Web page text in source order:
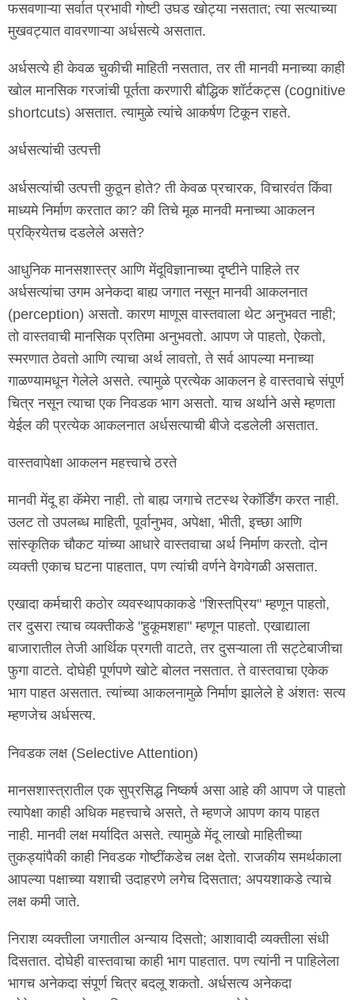
फसवणाऱ्या सर्वात प्रभावी गोष्टी उघड खोट्या नसतात; त्या सत्याच्या
मुखवट्यात वावरणाऱ्या अर्धसत्ये असतात.
अर्धसत्ये ही केवळ चुकीची माहिती नसतात, तर ती मानवी मनाच्या काही
खोल मानसिक गरजांची पूर्तता करणारी बौद्धिक शॉर्टकट्स (cognitive
shortcuts) असतात. त्यामुळे त्यांचे आकर्षण टिकून राहते.
अर्धसत्यांची उत्पत्ती
अर्धसत्यांची उत्पत्ती कुठून होते? ती केवळ प्रचारक, विचारवंत किंवा
माध्यमे निर्माण करतात का? की तिचे मूळ मानवी मनाच्या आकलन
प्रक्रियेतच दडलेले असते?
आधुनिक मानसशास्त्र आणि मेंदूविज्ञानाच्या दृष्टीने पाहिले तर
अर्धसत्यांचा उगम अनेकदा बाह्य जगात नसून मानवी आकलनात
(perception) असतो. कारण माणूस वास्तवाला थेट अनुभवत नाही;
तो वास्तवाची मानसिक प्रतिमा अनुभवतो. आपण जे पाहतो, ऐकतो,
स्मरणात ठेवतो आणि त्याचा अर्थ लावतो, ते सर्व आपल्या मनाच्या
गाळण्यामधून गेलेले असते. त्यामुळे प्रत्येक आकलन हे वास्तवाचे संपूर्ण
चित्र नसून त्याचा एक निवडक भाग असतो. याच अर्थाने असे म्हणता
येईल की प्रत्येक आकलनात अर्धसत्याची बीजे दडलेली असतात.
वास्तवापेक्षा आकलन महत्त्वाचे ठरते
मानवी मेंदू हा कॅमेरा नाही. तो बाह्य जगाचे तटस्थ रेकॉर्डिंग करत नाही.
उलट तो उपलब्ध माहिती, पूर्वानुभव, अपेक्षा, भीती, इच्छा आणि
सांस्कृतिक चौकट यांच्या आधारे वास्तवाचा अर्थ निर्माण करतो. दोन
व्यक्ती एकाच घटना पाहतात, पण त्यांची वर्णने वेगवेगळी असतात.
एखादा कर्मचारी कठोर व्यवस्थापकाकडे "शिस्तप्रिय" म्हणून पाहतो,
तर दुसरा त्याच व्यक्तीकडे "हुकूमशहा" म्हणून पाहतो. एखाद्याला
बाजारातील तेजी आर्थिक प्रगती वाटते, तर दुसऱ्याला ती सट्टेबाजीचा
फुगा वाटते. दोघेही पूर्णपणे खोटे बोलत नसतात. ते वास्तवाचा एकेक
भाग पाहत असतात. त्यांच्या आकलनामुळे निर्माण झालेले हे अंशतः सत्य
म्हणजेच अर्धसत्य.
निवडक लक्ष (Selective Attention)
मानसशास्त्रातील एक सुप्रसिद्ध निष्कर्ष असा आहे की आपण जे पाहतो
त्यापेक्षा काही अधिक महत्त्वाचे असते, ते म्हणजे आपण काय पाहत
नाही. मानवी लक्ष मर्यादित असते. त्यामुळे मेंदू लाखो माहितीच्या
तुकड्यांपैकी काही निवडक गोष्टींकडेच लक्ष देतो. राजकीय समर्थकाला
आपल्या पक्षाच्या यशाची उदाहरणे लगेच दिसतात; अपयशाकडे त्याचे
लक्ष कमी जाते.
निराश व्यक्तीला जगातील अन्याय दिसतो; आशावादी व्यक्तीला संधी
दिसतात. दोघेही वास्तवाचा काही भाग पाहतात. पण त्यांनी न पाहिलेला
भागच अनेकदा संपूर्ण चित्र बदलू शकतो. अर्धसत्य अनेकदा